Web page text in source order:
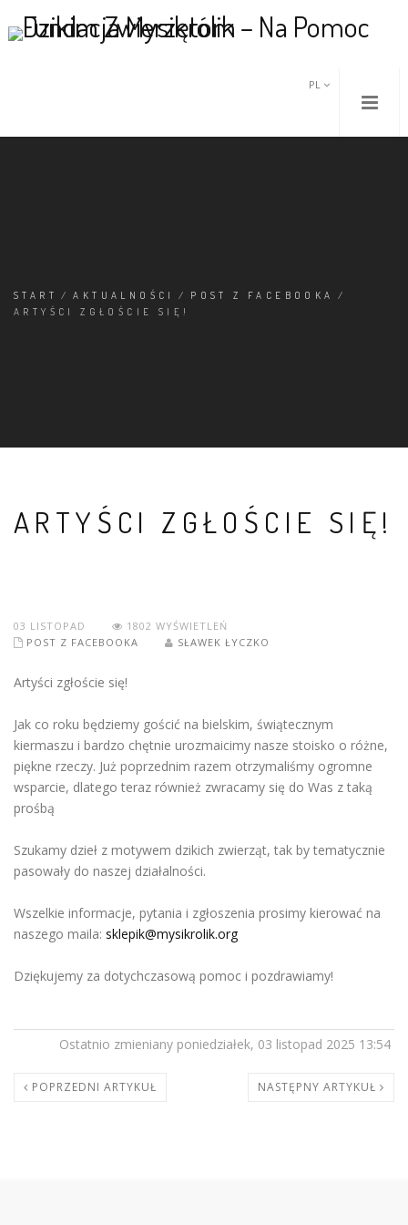
PL
START / AKTUALNOŚCI / POST Z FACEBOOKA
/
ARTYŚCI ZGŁOŚCIE SIĘ!
ARTYŚCI ZGŁOŚCIE SIĘ!
03 LISTOPAD
1802 WYŚWIETLEŃ
POST Z FACEBOOKA
SŁAWEK ŁYCZKO
Artyści zgłoście się!
Jak co roku będziemy gościć na bielskim, świątecznym
kiermaszu i bardzo chętnie urozmaicimy nasze stoisko o różne,
piękne rzeczy. Już poprzednim razem otrzymaliśmy ogromne
wsparcie, dlatego teraz również zwracamy się do Was z taką
prośbą
Szukamy dzieł z motywem dzikich zwierząt, tak by tematycznie
pasowały do naszej działalności.
Wszelkie informacje, pytania i zgłoszenia prosimy kierować na
naszego maila: sklepik@mysikrolik.org
Dziękujemy za dotychczasową pomoc i pozdrawiamy!
Ostatnio zmieniany poniedziałek, 03 listopad 2025 13:54
POPRZEDNI ARTYKUŁ NASTĘPNY ARTYKUŁ